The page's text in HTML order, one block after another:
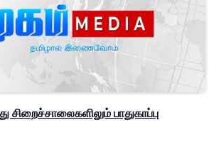
சிறைச்சாலைகளிலும் பாதுகாப்பு